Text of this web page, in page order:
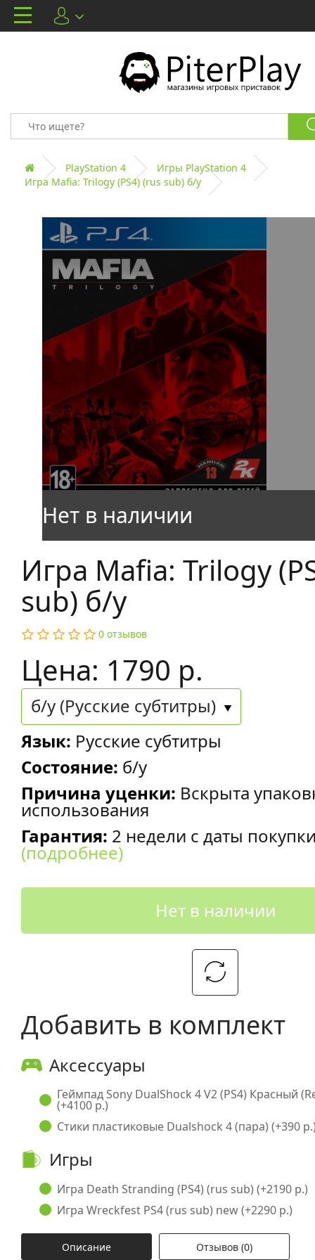
PlayStation 4
Игры PlayStation 4
Игра Mafia: Trilogy (PS4) (rus sub) б/у
Игра Mafia: Trilogy
sub) б/у
0 отзывов
Цена: 1790 р.
б/у (Русские субтитры)
Язык: Русские субтитры
Состояние: б/у
Причина уценки: Вскрыта
использования
Гарантия: 2 недели с даты
(подробнее)
Нет в наличии
Добавить в комплект
Аксессуары
Геймпад Sony DualShock 4 V2 (PS4) Красный
(+4100 р.)
Стики пластиковые Dualshock 4 (пара) (+390
Игры
Игра Death Stranding (PS4) (rus sub) (+2190 р.)
Игра Wreckfest PS4 (rus sub) new (+2290 р.)
Описание Отзывов (0)